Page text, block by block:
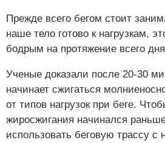
Прежде всего бегом стоит
наше тело готово к нагрузкам,
бодрым на протяжение всего
Ученые доказали после 20-30
начинает сжигаться
от типов нагрузок при беге.
жиросжигания начинался
использовать беговую трассу с